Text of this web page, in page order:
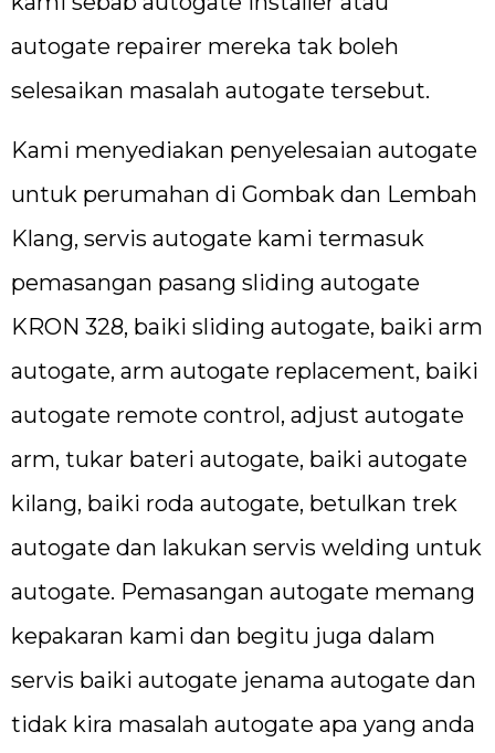
autogate repairer mereka tak boleh
selesaikan masalah autogate tersebut.
Kami menyediakan penyelesaian autogate
untuk perumahan di Gombak dan Lembah
Klang, servis autogate kami termasuk
pemasangan pasang sliding autogate
KRON 328, baiki sliding autogate, baiki arm
autogate, arm autogate replacement, baiki
autogate remote control, adjust autogate
arm, tukar bateri autogate, baiki autogate
kilang, baiki roda autogate, betulkan trek
autogate dan lakukan servis welding untuk
autogate. Pemasangan autogate memang
kepakaran kami dan begitu juga dalam
servis baiki autogate jenama autogate dan
tidak kira masalah autogate apa yang anda